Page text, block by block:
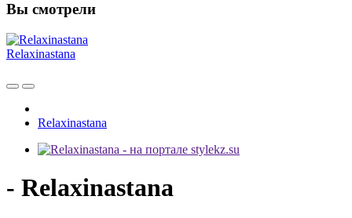
Вы смотрели
Relaxinastana
Relaxinastana
- Relaxinastana